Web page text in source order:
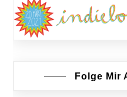
Folge Mir